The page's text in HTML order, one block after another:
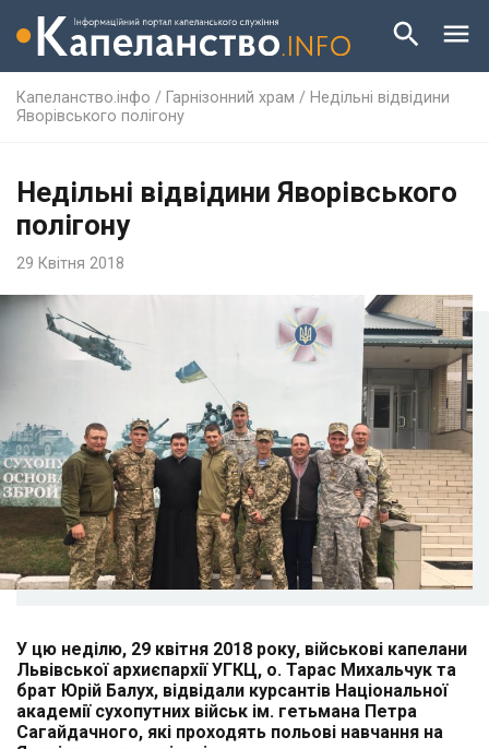
Капеланство.інфо / Гарнізонний храм / Недільні відвідини
Яворівського полігону
Недільні відвідини Яворівського
полігону
29 Квітня 2018
У цю неділю, 29 квітня 2018 року, військові капелани
Львівської архиєпархії УГКЦ, о. Тарас Михальчук та
брат Юрій Балух, відвідали курсантів Національної
академії сухопутних військ ім. гетьмана Петра
Сагайдачного, які проходять польові навчання на